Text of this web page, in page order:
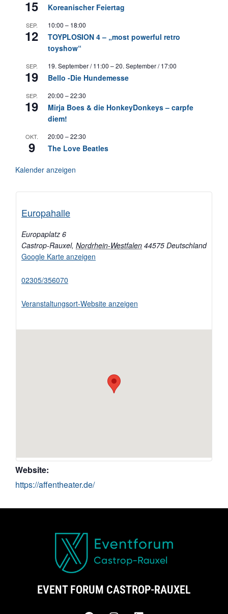
15 Koreanischer Feiertag
SEP.
12
10:00 – 18:00
TOYPLOSION 4 – „most powerful retro
toyshow“
SEP.
19
19. September / 11:00 –20. September / 17:00
Bello -Die Hundemesse
SEP.
19
20:00 –22:30
Mirja Boes & die HonkeyDonkeys – carpfe
diem!
OKT.
9
20:00 –22:30
The Love Beatles
Kalender anzeigen
Europahalle
Europaplatz 6
Castrop-Rauxel, Nordrhein-Westfalen 44575 Deutschland
Google Karte anzeigen
02305/356070
Veranstaltungsort-Website anzeigen
Website:
https://affentheater.de/
EVENT FORUM CASTROP-RAUXEL